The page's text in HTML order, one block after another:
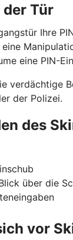
Tür
Ihre
eine PIN-
verdächtige
der Polizei.
des
über die
vor